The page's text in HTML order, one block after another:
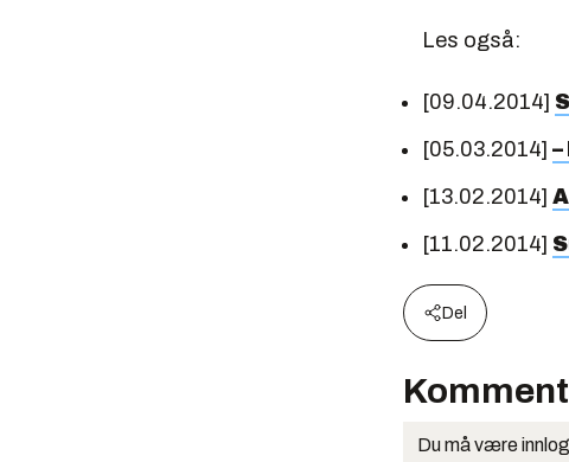
Les også:
[09.04.2014]
[05.03.2014]
[13.02.2014]
[11.02.2014]
Del
Du må være